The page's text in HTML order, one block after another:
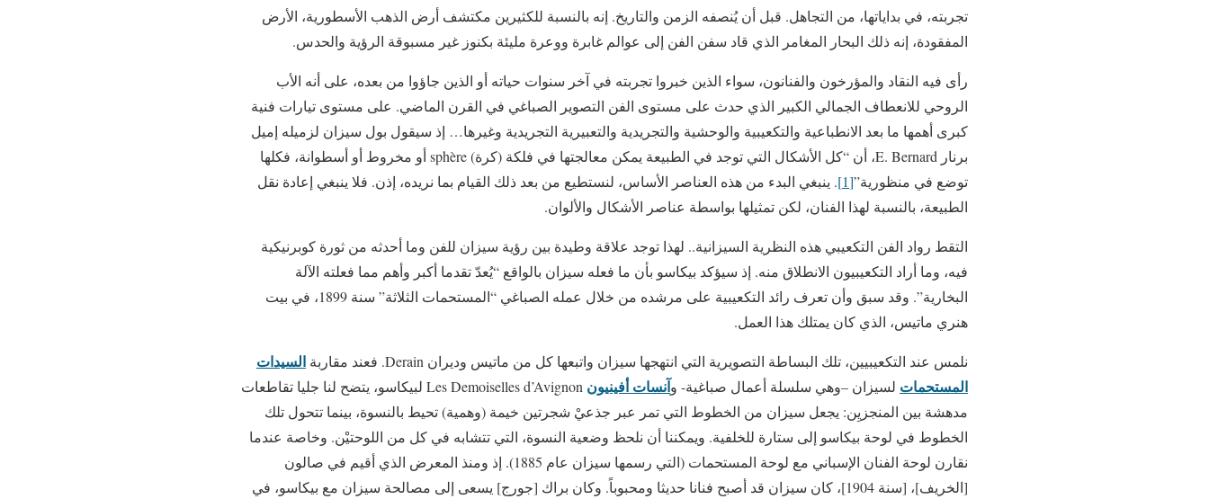
تجربته، في بداياتها، من التجاهل. قبل أن يُنصفه الزمن والتاريخ. إنه بالنسبة للكثيرين مكتشف أرض الذهب الأسطورية، الأرض
المفقودة، إنه ذلك البحار المغامر الذي قاد سفن الفن إلى عوالم غابرة ووعرة مليئة بكنوز غير مسبوقة الرؤية والحدس.
رأى فيه النقاد والمؤرخون والفنانون، سواء الذين خبروا تجربته في آخر سنوات حياته أو الذين جاؤوا من بعده، على أنه الأب
الروحي للانعطاف الجمالي الكبير الذي حدث على مستوى الفن التصوير الصباغي في القرن الماضي. على مستوى تيارات فنية
كبرى أهمها ما بعد الانطباعية والتكعيبية والوحشية والتجريدية والتعبيرية التجريدية وغيرها… إذ سيقول بول سيزان لزميله إميل
برنار E. Bernard، أن “كل الأشكال التي توجد في الطبيعة يمكن معالجتها في فلكة (كرة) sphère أو مخروط أو أسطوانة، فكلها
توضع في منظورية”[1]
. ينبغي البدء من هذه العناصر الأساس، لنستطيع من بعد ذلك القيام بما نريده، إذن. فلا ينبغي إعادة نقل
الطبيعة، بالنسبة لهذا الفنان، لكن تمثيلها بواسطة عناصر الأشكال والألوان.
التقط رواد الفن التكعيبي هذه النظرية السيزانية.. لهذا توجد علاقة وطيدة بين رؤية سيزان للفن وما أحدثه من ثورة كوبرنيكية
فيه، وما أراد التكعيبيون الانطلاق منه. إذ سيؤكد بيكاسو بأن ما فعله سيزان بالواقع “يُعدّ تقدما أكبر وأهم مما فعلته الآلة
البخارية”. وقد سبق وأن تعرف رائد التكعيبية على مرشده من خلال عمله الصباغي “المستحمات الثلاثة” سنة 1899، في بيت
هنري ماتيس، الذي كان يمتلك هذا العمل.
نلمس عند التكعيبيين، تلك البساطة التصويرية التي انتهجها سيزان واتبعها كل من ماتيس وديران Derain. فعند مقاربة
السيدات
المستحمات لسيزان –وهي سلسلة أعمال صباغية- وآنسات أفينيون
Les Demoiselles d’Avignon لبيكاسو، يتضح لنا جليا تقاطعات
مدهشة بين المنجزيِن: يجعل سيزان من الخطوط التي تمر عبر جذعيْ شجرتين خيمة (وهمية) تحيط بالنسوة، بينما تتحول تلك
الخطوط في لوحة بيكاسو إلى ستارة للخلفية. ويمكننا أن نلحظ وضعية النسوة، التي تتشابه في كل من اللوحتيْن. وخاصة عندما
نقارن لوحة الفنان الإسباني مع لوحة المستحمات (التي رسمها سيزان عام 1885). إذ ومنذ المعرض الذي أقيم في صالون
[الخريف]، [سنة 1904]، كان سيزان قد أصبح فنانا حديثا ومحبوباً. وكان براك [جورج] يسعى إلى مصالحة سيزان مع بيكاسو، في